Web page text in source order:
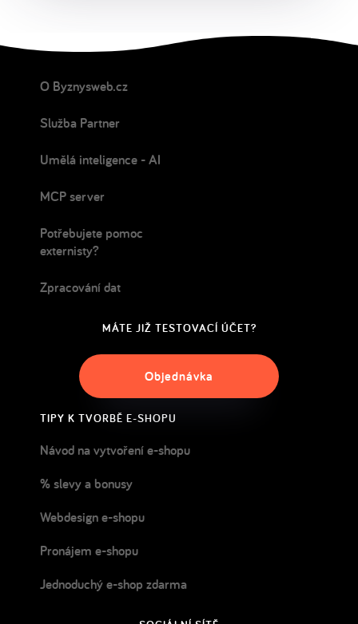
O Byznysweb.cz
Služba Partner
Umělá inteligence - AI
MCP server
Potřebujete pomoc
externisty?
Zpracování dat
MÁTE JIŽ TESTOVACÍ ÚČET?
Objednávka
TIPY K TVORBĚ E-SHOPU
Návod na vytvoření e-shopu
% slevy a bonusy
Webdesign e-shopu
Pronájem e-shopu
Jednoduchý e-shop zdarma